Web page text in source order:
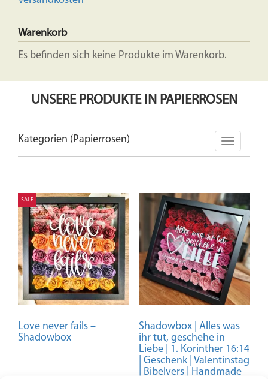
Warenkorb
Es befinden sich keine Produkte im Warenkorb.
UNSERE PRODUKTE IN PAPIERROSEN
Kategorien (Papierrosen)
SALE
Love never fails –
Shadowbox
Shadowbox | Alles was
ihr tut, geschehe in
Liebe | 1. Korinther 16:14
| Geschenk | Valentinstag
| Bibelvers | Handmade